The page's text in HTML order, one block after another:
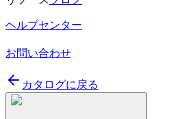
ヘルプセンター
お問い合わせ
カタログに戻る